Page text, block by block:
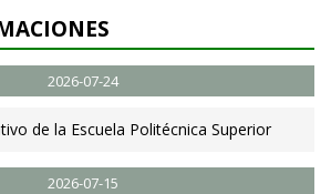
2026-07-24
de la Escuela Politécnica Superior
2026-07-15